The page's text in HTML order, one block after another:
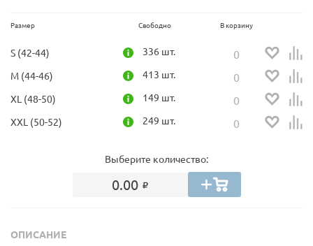
Размер Свободно В корзину
S (42-44) 336 шт.
M (44-46) 413 шт.
XL (48-50) 149 шт.
XXL (50-52) 249 шт.
Выберите количество:
0.00
ОПИСАНИЕ